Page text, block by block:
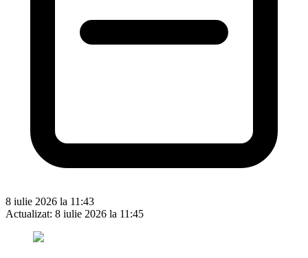
8 iulie 2026 la 11:43
Actualizat: 8 iulie 2026 la 11:45